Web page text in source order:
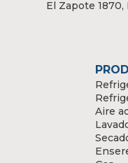
El Zapote 1870,
Aire